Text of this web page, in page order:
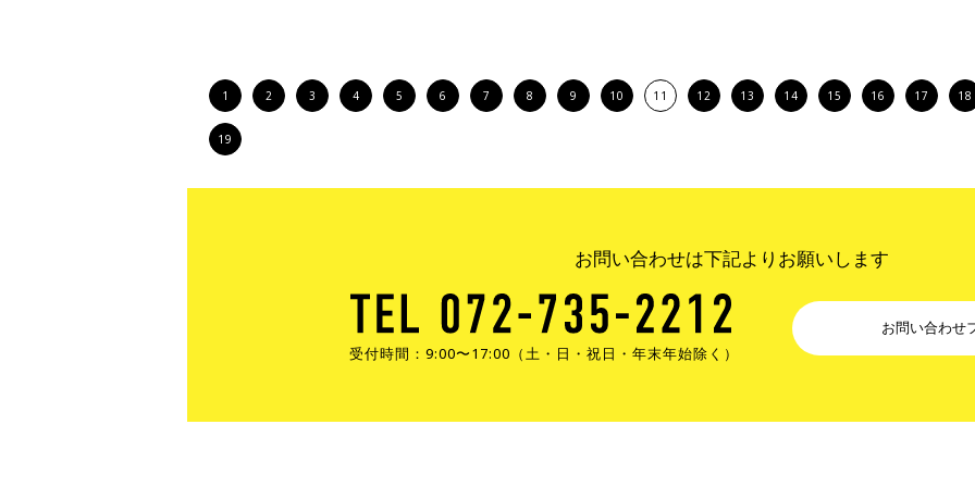
1 2 3 4 5 6 7 8 9 10 11 12 13 14 15 16 17 18
19
お問い合わせは下記よりお願いします
受付時間：9:00〜17:00（土・日・祝日・年末年始除く）
お問い合わせ